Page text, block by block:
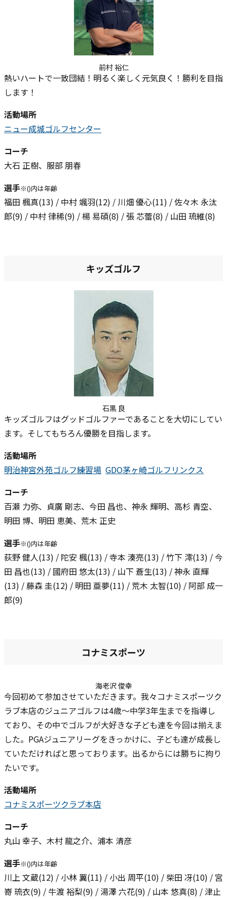
前村 裕仁
熱いハートで一致団結！明るく楽しく元気良く！勝利を目指
します！
活動場所
ニュー成城ゴルフセンター
コーチ
大石 正樹、服部 朋春
選手※()内は年齢
福田 楓真(13) / 中村 颯羽(12) / 川畑 優心(11) / 佐々木 永汰
郎(9) / 中村 律稀(9) / 楊 易碩(8) / 張 芯蕾(8) / 山田 琉維(8)
キッズゴルフ
石黒 良
キッズゴルフはグッドゴルファーであることを大切にしてい
ます。そしてもちろん優勝を目指します。
活動場所
明治神宮外苑ゴルフ練習場 GDO茅ヶ崎ゴルフリンクス
コーチ
百瀬 力弥、貞廣 剛志、今田 昌也、神永 輝明、高杉 青空、
明田 博、明田 恵美、荒木 正史
選手※()内は年齢
荻野 健人(13) / 陀安 楓(13) / 寺本 湊亮(13) / 竹下 澪(13) / 今
田 昌也(13) / 國府田 悠太(13) / 山下 蒼生(13) / 神永 直輝
(13) / 藤森 圭(12) / 明田 亜夢(11) / 荒木 太智(10) / 阿部 成一
郎(9)
コナミスポーツ
海老沢 俊幸
今回初めて参加させていただきます。我々コナミスポーツク
ラブ本店のジュニアゴルフは4歳～中学3年生までを指導し
ており、その中でゴルフが大好きな子ども達を今回は揃えま
した。PGAジュニアリーグをきっかけに、子ども達が成長し
ていただければと思っております。出るからには勝ちに拘り
たいです。
活動場所
コナミスポーツクラブ本店
コーチ
丸山 幸子、木村 龍之介、浦本 清彦
選手※()内は年齢
川上 文蔵(12) / 小林 翼(11) / 小出 周平(10) / 柴田 冴(10) / 宮
嵜 琉衣(9) / 牛渡 裕梨(9) / 湯澤 六花(9) / 山本 悠真(8) / 津止